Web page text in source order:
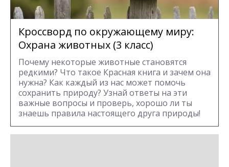
Кроссворд по окружающему миру:
Охрана животных (3 класс)
Почему некоторые животные становятся
редкими? Что такое Красная книга и зачем она
нужна? Как каждый из нас может помочь
сохранить природу? Узнай ответы на эти
важные вопросы и проверь, хорошо ли ты
знаешь правила настоящего друга природы!